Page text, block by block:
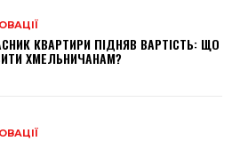
КВАРТИРИ ПІДНЯВ ВАРТІСТЬ: ЩО
ХМЕЛЬНИЧАНАМ?